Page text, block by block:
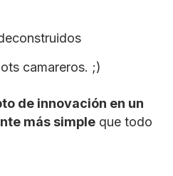
camareros. ;)
de innovación en un
más simple que todo